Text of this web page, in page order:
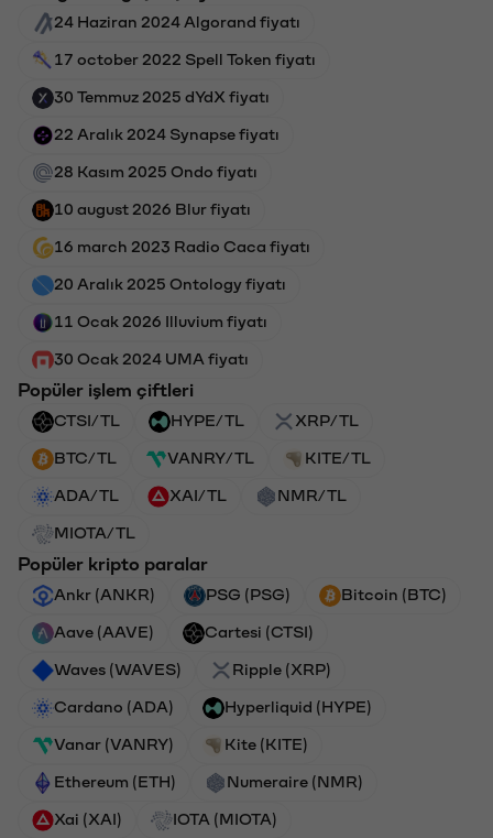
24 Haziran 2024 Algorand fiyatı
17 october 2022 Spell Token fiyatı
30 Temmuz 2025 dYdX fiyatı
22 Aralık 2024 Synapse fiyatı
28 Kasım 2025 Ondo fiyatı
10 august 2026 Blur fiyatı
16 march 2023 Radio Caca fiyatı
20 Aralık 2025 Ontology fiyatı
11 Ocak 2026 Illuvium fiyatı
30 Ocak 2024 UMA fiyatı
Popüler işlem çiftleri
CTSI/TL HYPE/TL XRP/TL
BTC/TL VANRY/TL KITE/TL
ADA/TL XAI/TL NMR/TL
MIOTA/TL
Popüler kripto paralar
Ankr (ANKR) PSG (PSG) Bitcoin (BTC)
Aave (AAVE) Cartesi (CTSI)
Waves (WAVES) Ripple (XRP)
Cardano (ADA) Hyperliquid (HYPE)
Vanar (VANRY) Kite (KITE)
Ethereum (ETH) Numeraire (NMR)
Xai (XAI) IOTA (MIOTA)